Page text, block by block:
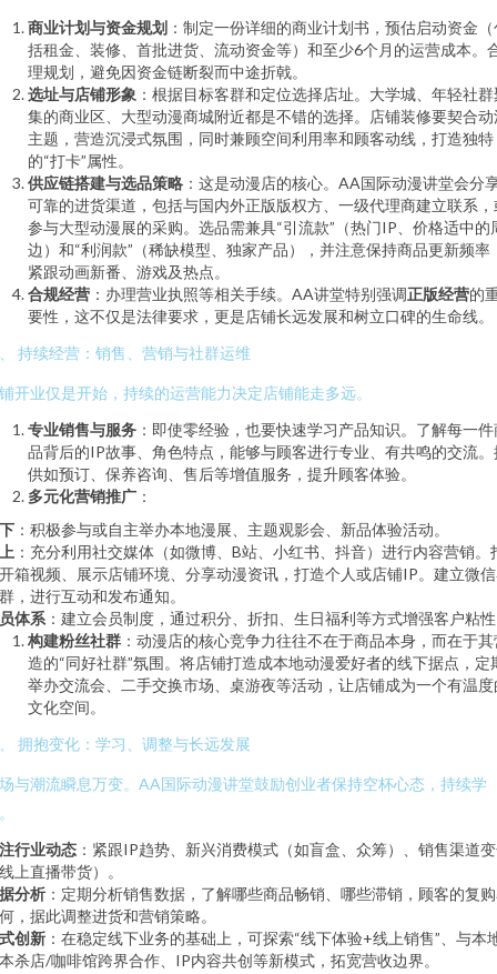
商业计划与资金规划 ：制定一份详细的商业计划书，预估启动资金
括租金、装修、首批进货、流动资金等）和至少6个月的运营成本。
理规划，避免因资金链断裂而中途折戟。
选址与店铺形象 ：根据目标客群和定位选择店址。大学城、年轻社群
集的商业区、大型动漫商城附近都是不错的选择。店铺装修要契合动
主题，营造沉浸式氛围，同时兼顾空间利用率和顾客动线，打造独特
的“打卡”属性。
供应链搭建与选品策略 ：这是动漫店的核心。AA国际动漫讲堂会分
可靠的进货渠道，包括与国内外正版版权方、一级代理商建立联系，
参与大型动漫展的采购。选品需兼具“引流款”（热门IP、价格适中的
边）和“利润款”（稀缺模型、独家产品），并注意保持商品更新频率
紧跟动画新番、游戏及热点。
合规经营 ：办理营业执照等相关手续。AA讲堂特别强调正版经营的
要性，这不仅是法律要求，更是店铺长远发展和树立口碑的生命线。
持续经营：销售、营销与社群运维
开业仅是开始，持续的运营能力决定店铺能走多远。
专业销售与服务 ：即使零经验，也要快速学习产品知识。了解每一件
品背后的IP故事、角色特点，能够与顾客进行专业、有共鸣的交流。
供如预订、保养咨询、售后等增值服务，提升顾客体验。
多元化营销推广 ：
：积极参与或自主举办本地漫展、主题观影会、新品体验活动。
：充分利用社交媒体（如微博、B站、小红书、抖音）进行内容营销。
箱视频、展示店铺环境、分享动漫资讯，打造个人或店铺IP。建立微
，进行互动和发布通知。
体系 ：建立会员制度，通过积分、折扣、生日福利等方式增强客户粘
构建粉丝社群 ：动漫店的核心竞争力往往不在于商品本身，而在于其
造的“同好社群”氛围。将店铺打造成本地动漫爱好者的线下据点，定
举办交流会、二手交换市场、桌游夜等活动，让店铺成为一个有温度
文化空间。
拥抱变化：学习、调整与长远发展
与潮流瞬息万变。AA国际动漫讲堂鼓励创业者保持空杯心态，持续学
行业动态 ：紧跟IP趋势、新兴消费模式（如盲盒、众筹）、销售渠道
上直播带货）。
分析 ：定期分析销售数据，了解哪些商品畅销、哪些滞销，顾客的复
，据此调整进货和营销策略。
创新 ：在稳定线下业务的基础上，可探索“线下体验+线上销售”、与本
杀店/咖啡馆跨界合作、IP内容共创等新模式，拓宽营收边界。